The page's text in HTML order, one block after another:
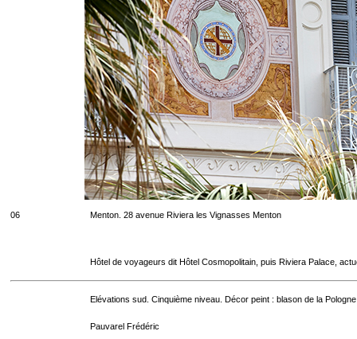
06 Menton. 28 avenue Riviera les Vignasses Menton
Hôtel de voyageurs dit Hôtel Cosmopolitain, puis Riviera Palace,
Elévations sud. Cinquième niveau. Décor peint : blason de la
Pauvarel Frédéric